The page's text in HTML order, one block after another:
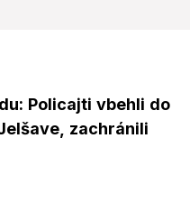
Policajti vbehli do
zachránili